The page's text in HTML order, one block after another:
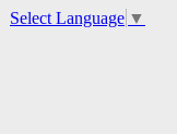
Select Language ▼